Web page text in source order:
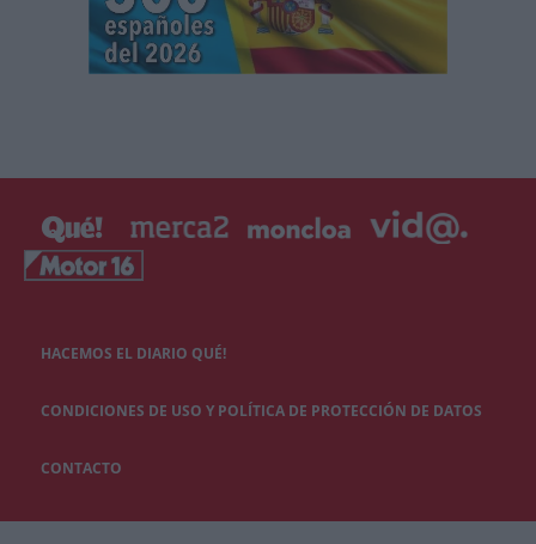
HACEMOS EL DIARIO QUÉ!
CONDICIONES DE USO Y POLÍTICA DE PROTECCIÓN DE DATOS
CONTACTO